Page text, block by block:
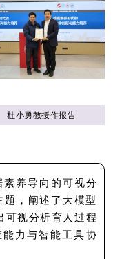
杜小勇教授作报告
养导向的可视分
，阐述了大模型
可视分析育人过程
力与智能工具协